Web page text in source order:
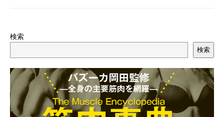
検索
検索